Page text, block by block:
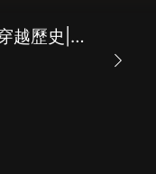
清穿之炮灰升職記|穿越歷史|大清|逆襲